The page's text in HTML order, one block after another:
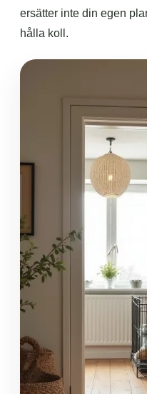
ersätter inte din egen
hålla koll.